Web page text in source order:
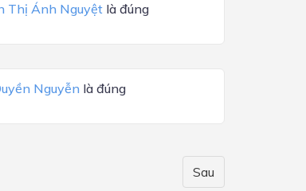
Thị Ánh Nguyệt là đúng
Nguyễn là đúng
Sau